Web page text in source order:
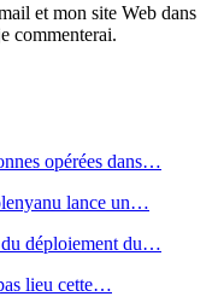
et mon site Web dans
commenterai.
opérées dans…
lance un…
déploiement du…
lieu cette…